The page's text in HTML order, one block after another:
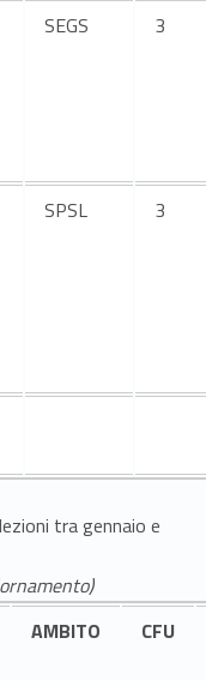
SEGS 3
SPSL 3
tra gennaio e
AMBITO CFU